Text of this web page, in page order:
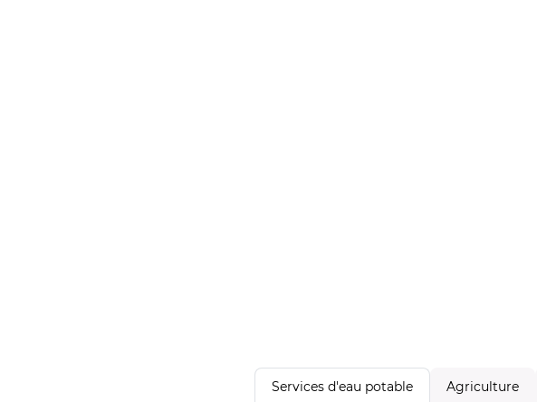
Services d'eau potable Agriculture